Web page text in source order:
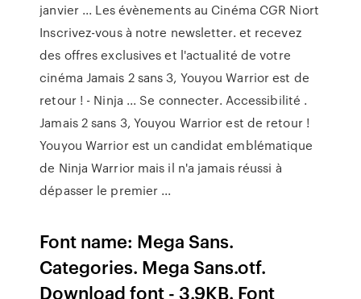
janvier ... Les évènements au Cinéma CGR Niort
Inscrivez-vous à notre newsletter. et recevez
des offres exclusives et l'actualité de votre
cinéma Jamais 2 sans 3, Youyou Warrior est de
retour ! - Ninja ... Se connecter. Accessibilité .
Jamais 2 sans 3, Youyou Warrior est de retour !
Youyou Warrior est un candidat emblématique
de Ninja Warrior mais il n'a jamais réussi à
dépasser le premier ...
Font name: Mega Sans.
Categories. Mega Sans.otf.
Download font - 3.9KB. Font